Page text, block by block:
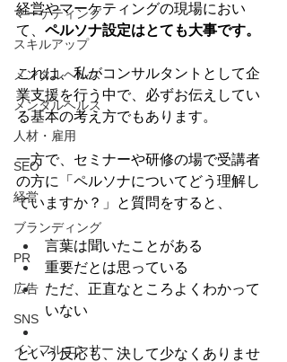
マーケティング
スキルアップ
メンタルヘルス
メンタルヘルス
人材・雇用
SEO
経営
ブランディング
PR
広告
SNS
インフルエンサー
経営やマーケティングの現場におい
て、 ペルソナ設定はとても大事です。
これは、私がコンサルタントとして企
業支援を行う中で、必ずお伝えしてい
る基本の考え方でもあります。
一方で、セミナーや研修の場で受講者
の方に「ペルソナについてどう理解し
ていますか？」と質問をすると、
言葉は聞いたことがある
重要だとは思っている
ただ、正直なところよくわかって
いない
という反応も、決して少なくありませ